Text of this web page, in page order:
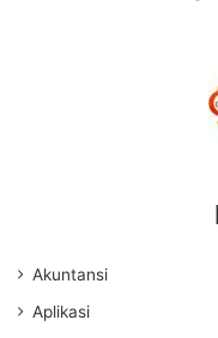
Akuntansi
Aplikasi